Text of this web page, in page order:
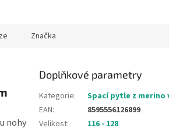
Značka
nohy
Doplňkové parametry
Kategorie:
Spací pytle z merino
EAN:
8595556126899
Velikost:
116 - 128